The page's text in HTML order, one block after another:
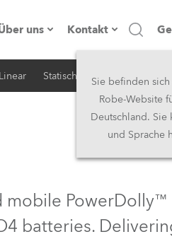
uns
Firmenprofil
Made in the EU
Jobs
Kontakt
Hauptsitz
Hauptsitz &
Mittlerer Osten
Sie befinden
Robe-Website
Deutschland. Sie
und Sprache
Statisch iSerie
mobile PowerDolly™
batteries.